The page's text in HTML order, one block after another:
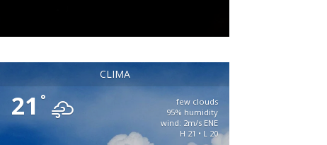
CLIMA
21 °
few clouds
95% humidity
wind: 2m/s ENE
H 21 • L 20